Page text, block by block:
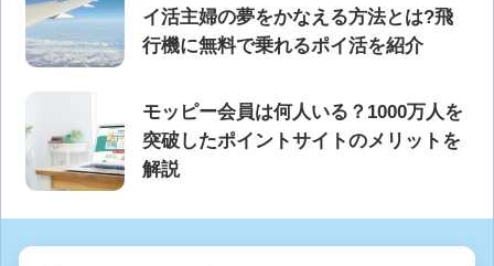
イ活主婦の夢をかなえる方法とは?飛
行機に無料で乗れるポイ活を紹介
モッピー会員は何人いる？1000万人を
突破したポイントサイトのメリットを
解説